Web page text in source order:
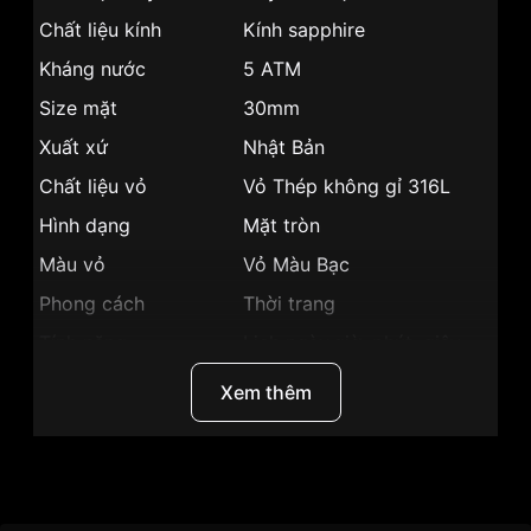
Chất liệu kính
Kính sapphire
Kháng nước
5 ATM
Size mặt
30mm
Xuất xứ
Nhật Bản
Chất liệu vỏ
Vỏ Thép không gỉ 316L
Hình dạng
Mặt tròn
Màu vỏ
Vỏ Màu Bạc
Phong cách
Thời trang
5mm
Mặt đen
Xem thêm